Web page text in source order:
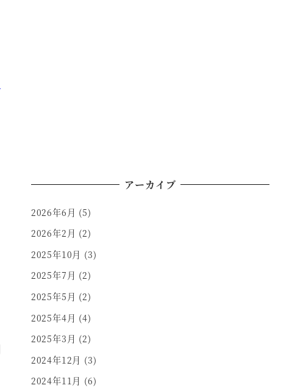
アーカイブ
2026年6月 (5)
2026年2月 (2)
2025年10月 (3)
2025年7月 (2)
2025年5月 (2)
2025年4月 (4)
2025年3月 (2)
2024年12月 (3)
2024年11月 (6)